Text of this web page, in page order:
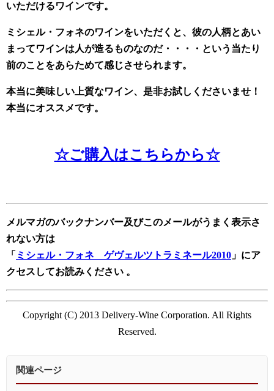
いただけるワインです。
ミシェル・フォネのワインをいただくと、彼の人柄とあい
まってワインは人が造るものなのだ・・・・という当たり
前のことをあらためて感じさせられます。
本当に美味しい上質なワイン、是非お試しくださいませ！
本当にオススメです。
☆ご購入はこちらから☆
メルマガのバックナンバー及びこのメールがうまく表示さ
れない方は
「 ミシェル・フォネ ゲヴェルツトラミネール2010 」にア
クセスしてお読みください 。
Copyright (C) 2013 Delivery-Wine Corporation. All Rights
Reserved.
関連ページ